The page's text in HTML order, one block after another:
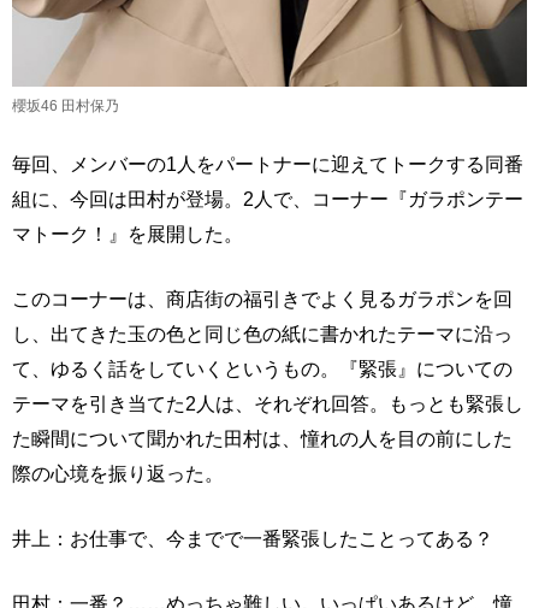
櫻坂46 田村保乃
毎回、メンバーの1人をパートナーに迎えてトークする同番
組に、今回は田村が登場。2人で、コーナー『ガラポンテー
マトーク！』を展開した。
このコーナーは、商店街の福引きでよく見るガラポンを回
し、出てきた玉の色と同じ色の紙に書かれたテーマに沿っ
て、ゆるく話をしていくというもの。『緊張』についての
テーマを引き当てた2人は、それぞれ回答。もっとも緊張し
た瞬間について聞かれた田村は、憧れの人を目の前にした
際の心境を振り返った。
井上：お仕事で、今までで一番緊張したことってある？
田村：一番？……めっちゃ難しい。いっぱいあるけど、憧